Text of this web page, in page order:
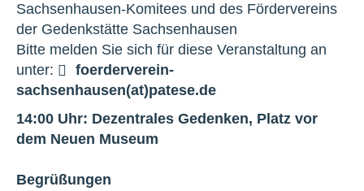
Sachsenhausen-Komitees und des Fördervereins
der Gedenkstätte Sachsenhausen
Bitte melden Sie sich für diese Veranstaltung an
unter:
foerderverein-
sachsenhausen(at)patese.de
14:00 Uhr: Dezentrales Gedenken, Platz vor
dem Neuen Museum
Begrüßungen